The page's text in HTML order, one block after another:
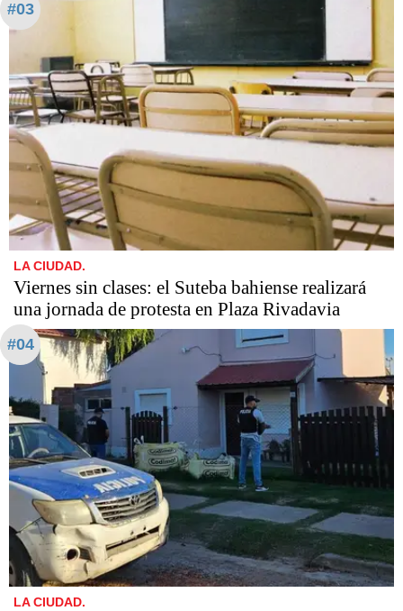
#03
LA CIUDAD.
Viernes sin clases: el Suteba bahiense realizará
una jornada de protesta en Plaza Rivadavia
#04
LA CIUDAD.